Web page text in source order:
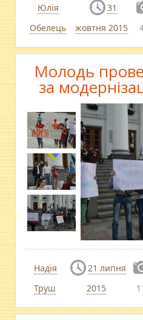
Юлія
Обелець
31
жовтня 2015
Молодь
за
Надія
Труш
21 липня
2015